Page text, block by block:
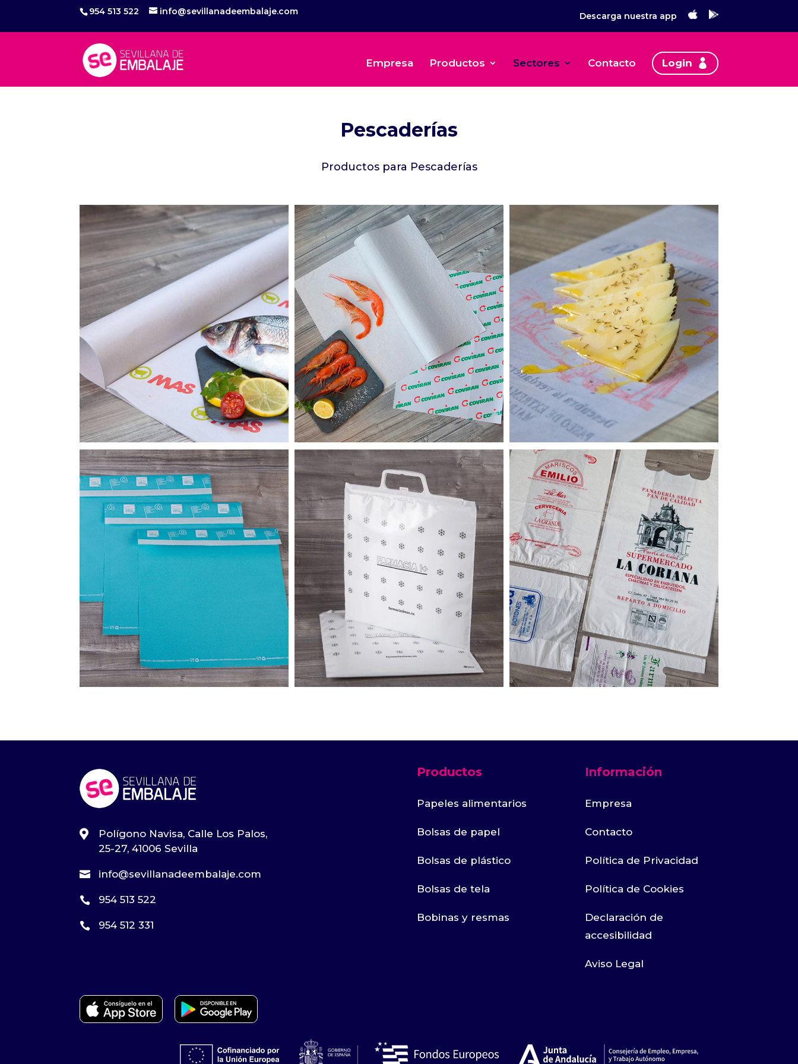
954 513 522 info@sevillanadeembalaje.com Descarga nuestra app
Empresa Productos Sectores Contacto Login
Pescaderías
Productos para Pescaderías
PAPEL PLASTIFICADO
Ver productos
PAPEL DOBLE USO
Ver productos
PAPEL ANTIGRASA
Ver productos
SACOVITTA PESCADERÍA
Ver productos
BOLSA ISOTÉRMICA
Ver productos
BOLSA PLÁSTICO CAMISETA
Ver productos

Polígono Navisa, Calle Los Palos,
25-27, 41006 Sevilla
 info@sevillanadeembalaje.com
 954 513 522
 954 512 331
Productos
Papeles alimentarios
Bolsas de papel
Bolsas de plástico
Bolsas de tela
Bobinas y resmas
Información
Empresa
Contacto
Política de Privacidad
Política de Cookies
Declaración de
accesibilidad
Aviso Legal